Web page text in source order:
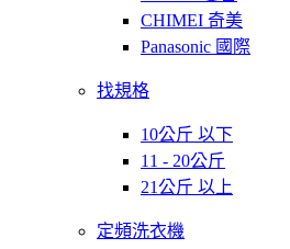
CHIMEI 奇美
Panasonic 國際
找規格
10公斤 以下
11 - 20公斤
21公斤 以上
定頻洗衣機